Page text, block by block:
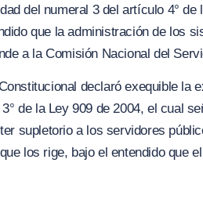
del numeral 3 del artículo 4° de
que la administración de los
a la Comisión Nacional del
declaró exequible la
de la Ley 909 de 2004, el cual
supletorio a los servidores
los rige, bajo el entendido que